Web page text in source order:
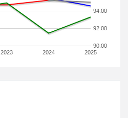
2023 2024 2025
90.00
92.00
94.00